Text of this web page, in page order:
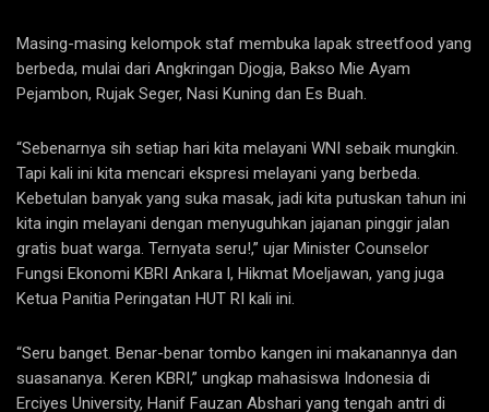
Masing-masing kelompok staf membuka lapak streetfood yang
berbeda, mulai dari Angkringan Djogja, Bakso Mie Ayam
Pejambon, Rujak Seger, Nasi Kuning dan Es Buah.
“Sebenarnya sih setiap hari kita melayani WNI sebaik mungkin.
Tapi kali ini kita mencari ekspresi melayani yang berbeda.
Kebetulan banyak yang suka masak, jadi kita putuskan tahun ini
kita ingin melayani dengan menyuguhkan jajanan pinggir jalan
gratis buat warga. Ternyata seru!,” ujar Minister Counselor
Fungsi Ekonomi KBRI Ankara l, Hikmat Moeljawan, yang juga
Ketua Panitia Peringatan HUT RI kali ini.
“Seru banget. Benar-benar tombo kangen ini makanannya dan
suasananya. Keren KBRI,” ungkap mahasiswa Indonesia di
Erciyes University, Hanif Fauzan Abshari yang tengah antri di